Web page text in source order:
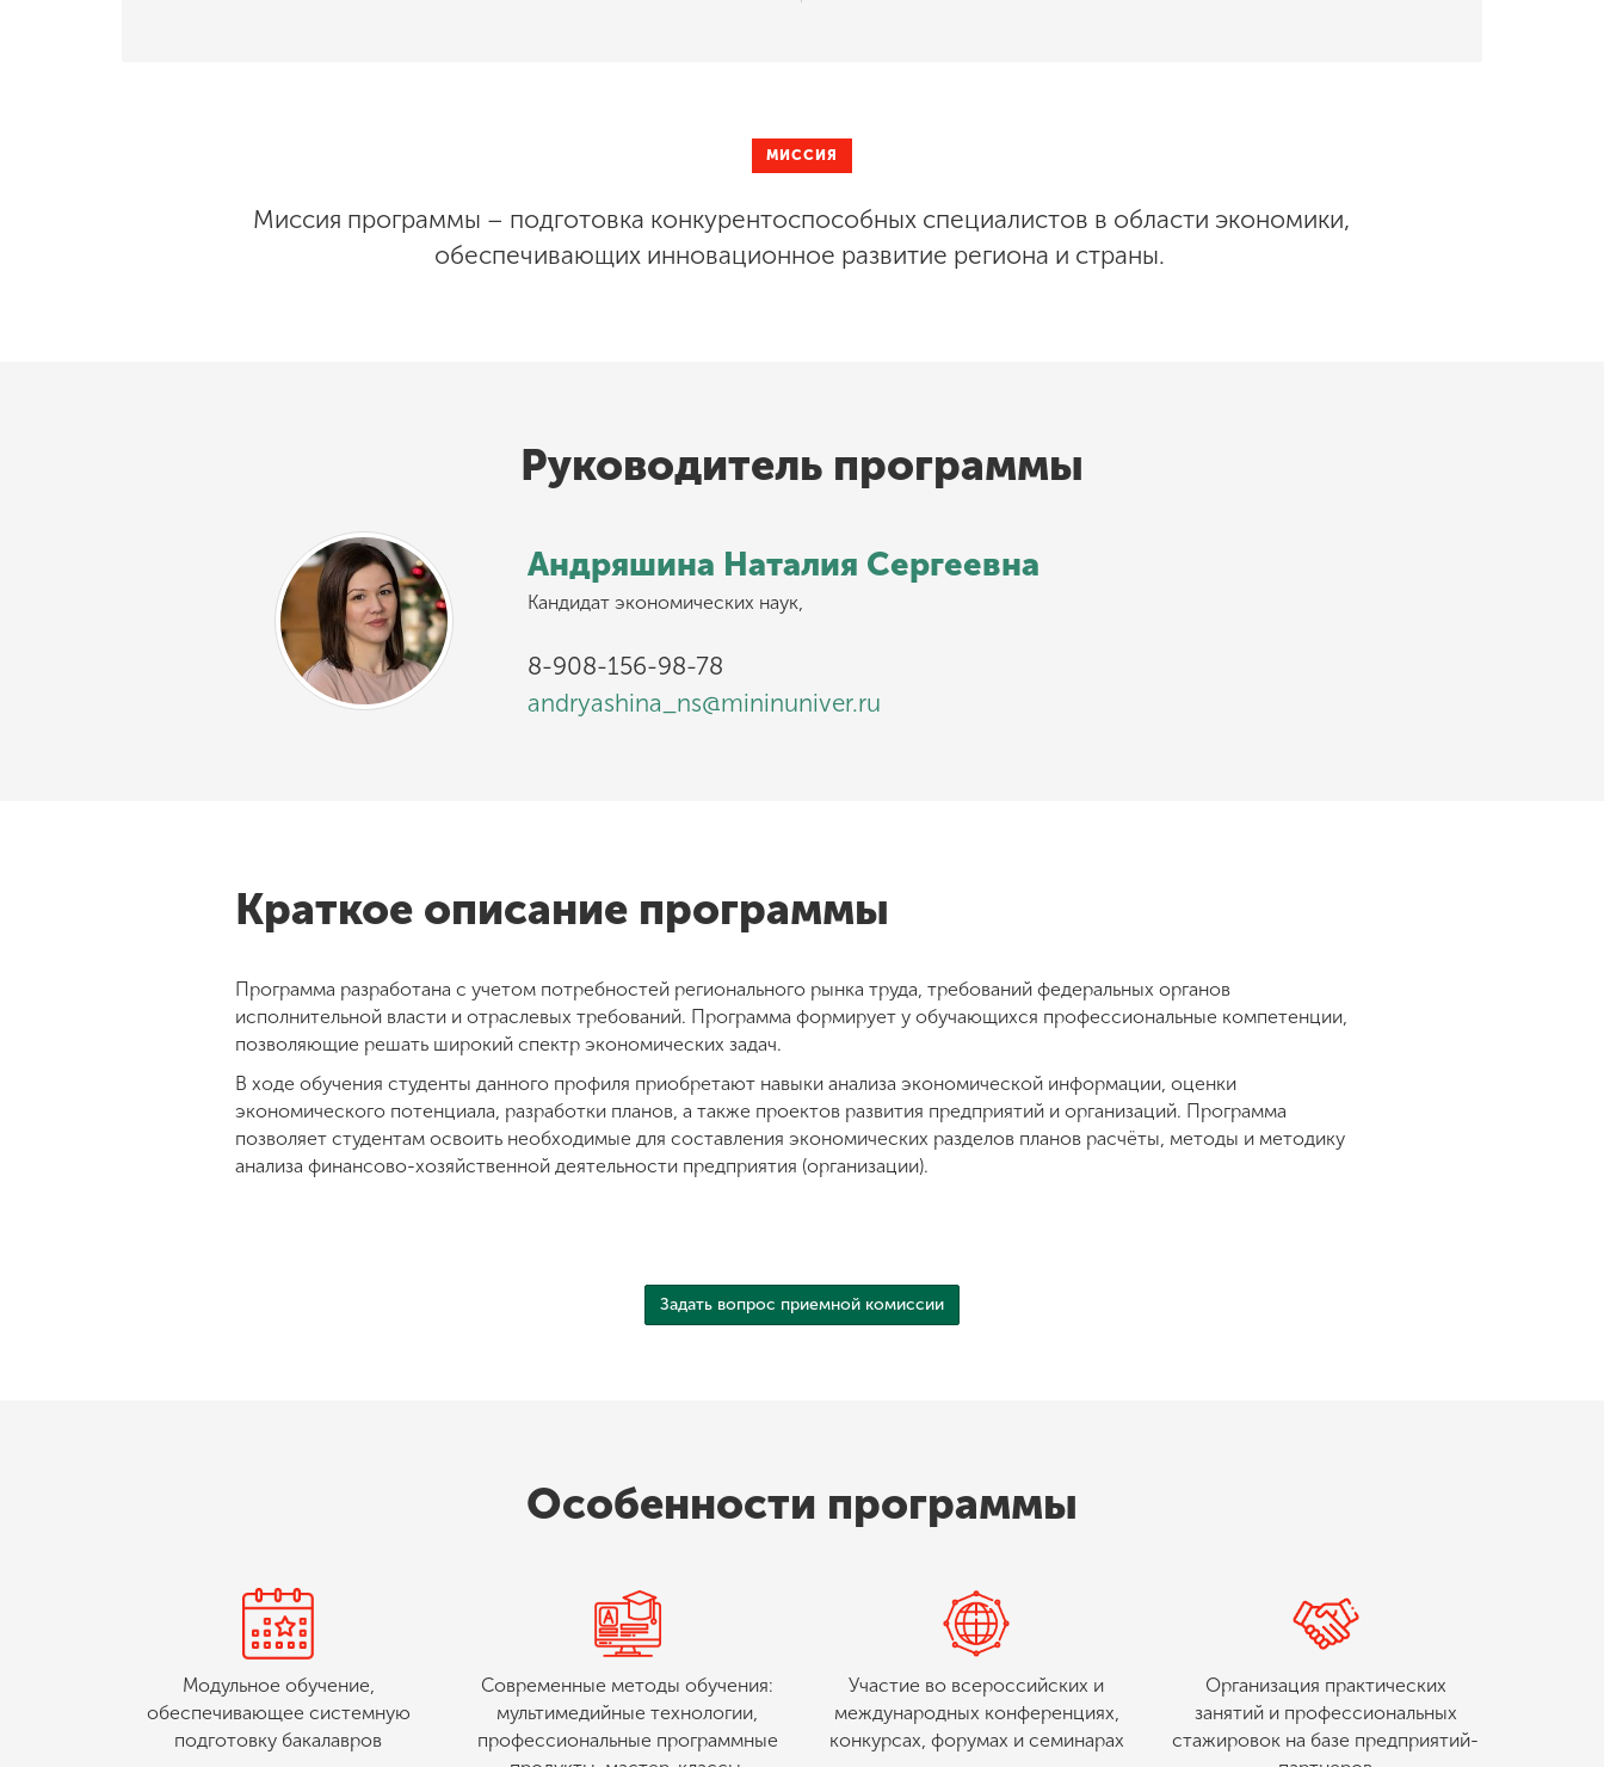
МИССИЯ
Миссия программы – подготовка конкурентоспособных специалистов в области экономики,
обеспечивающих инновационное развитие региона и страны.
Руководитель программы
Андряшина Наталия Сергеевна
Кандидат экономических наук,
8-908-156-98-78
andryashina_ns@mininuniver.ru
Краткое описание программы
Программа разработана с учетом потребностей регионального рынка труда, требований федеральных органов
исполнительной власти и отраслевых требований. Программа формирует у обучающихся профессиональные компетенции,
позволяющие решать широкий спектр экономических задач.
В ходе обучения студенты данного профиля приобретают навыки анализа экономической информации, оценки
экономического потенциала, разработки планов, а также проектов развития предприятий и организаций. Программа
позволяет студентам освоить необходимые для составления экономических разделов планов расчёты, методы и методику
анализа финансово-хозяйственной деятельности предприятия (организации).
Задать вопрос приемной комиссии
Особенности программы
Модульное обучение,
обеспечивающее системную
подготовку бакалавров
Современные методы обучения:
мультимедийные технологии,
профессиональные программные
Участие во всероссийских и
международных конференциях,
конкурсах, форумах и семинарах
Организация практических
занятий и профессиональных
стажировок на базе предприятий-